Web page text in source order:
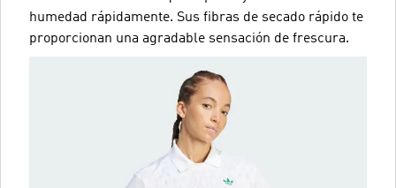
humedad rápidamente. Sus fibras de secado rápido te
proporcionan una agradable sensación de frescura.